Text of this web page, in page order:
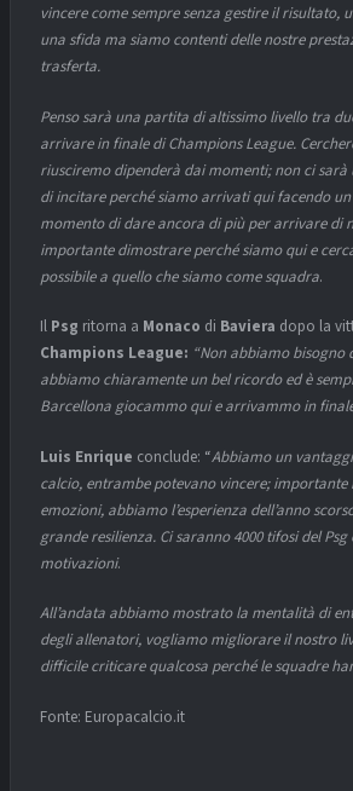
vincere come sempre senza gestire il risultato,
una sfida ma siamo contenti delle nostre
trasferta.
Penso sarà una partita di altissimo livello tra
arrivare in finale di Champions League.
riusciremo dipenderà dai momenti; non ci sarà
di incitare perché siamo arrivati qui facendo un
momento di dare ancora di più per arrivare di
importante dimostrare perché siamo qui e
possibile a quello che siamo come squadra.
Il Psg ritorna a Monaco di Baviera dopo la
Champions League: “Non abbiamo
abbiamo chiaramente un bel ricordo ed è
Barcellona giocammo qui e arrivammo in
Luis Enrique conclude: “Abbiamo un
calcio, entrambe potevano vincere; importante
emozioni, abbiamo l’esperienza dell’anno
grande resilienza. Ci saranno 4000 tifosi del Psg
motivazioni.
All’andata abbiamo mostrato la mentalità di
degli allenatori, vogliamo migliorare il nostro
difficile criticare qualcosa perché le squadre
Fonte: Europacalcio.it